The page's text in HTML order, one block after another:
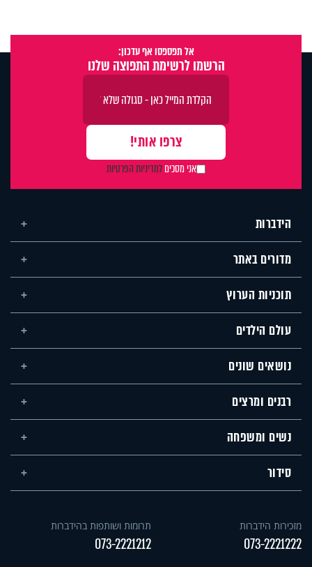
אל תפספסו אף עדכון:
הרשמו לרשימת התפוצה שלנו
אני מסכיםלמדיניות הפרטיות
הידברות
מדורים באתר
תוכניות הערוץ
עולם הילדים
נושאים שונים
רבנים ומרצים
נשים ומשפחה
סידור
מזכירות הידברות
073-2221222
תרומות ושותפות בהידברות
073-2221212